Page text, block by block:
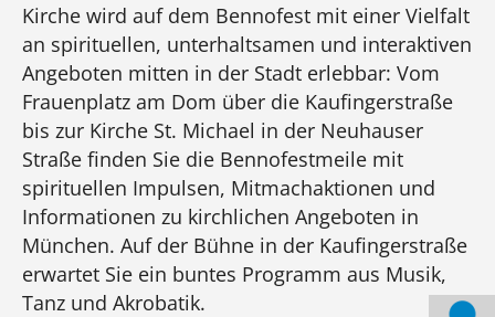
Kirche wird auf dem Bennofest mit einer Vielfalt
an spirituellen, unterhaltsamen und interaktiven
Angeboten mitten in der Stadt erlebbar: Vom
Frauenplatz am Dom über die Kaufingerstraße
bis zur Kirche St. Michael in der Neuhauser
Straße finden Sie die Bennofestmeile mit
spirituellen Impulsen, Mitmachaktionen und
Informationen zu kirchlichen Angeboten in
München. Auf der Bühne in der Kaufingerstraße
erwartet Sie ein buntes Programm aus Musik,
Tanz und Akrobatik.